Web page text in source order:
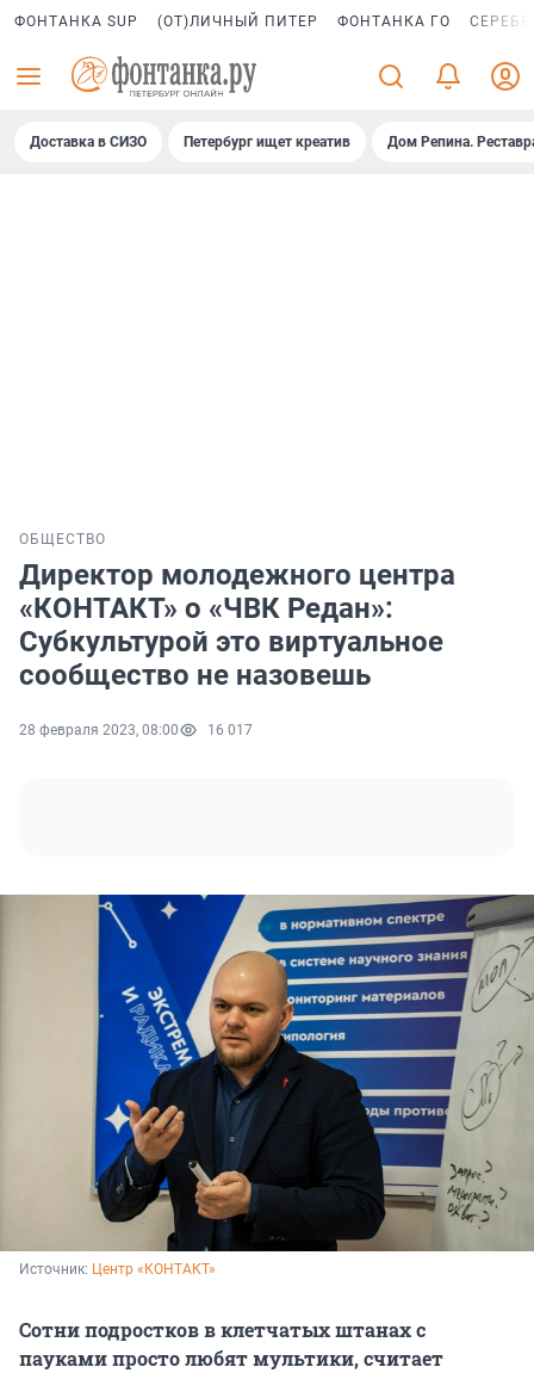
ФОНТАНКА SUP (ОТ)ЛИЧНЫЙ ПИТЕР ФОНТАНКА ГО
Доставка в СИЗО Петербург ищет креатив Дом Репина.
ОБЩЕСТВО
Директор молодежного центра
«КОНТАКТ» о «ЧВК Редан»:
Субкультурой это виртуальное
сообщество не назовешь
28 февраля 2023, 08:00 16 017
Источник: Центр «КОНТАКТ»
Сотни подростков в клетчатых штанах с
пауками просто любят мультики, считает